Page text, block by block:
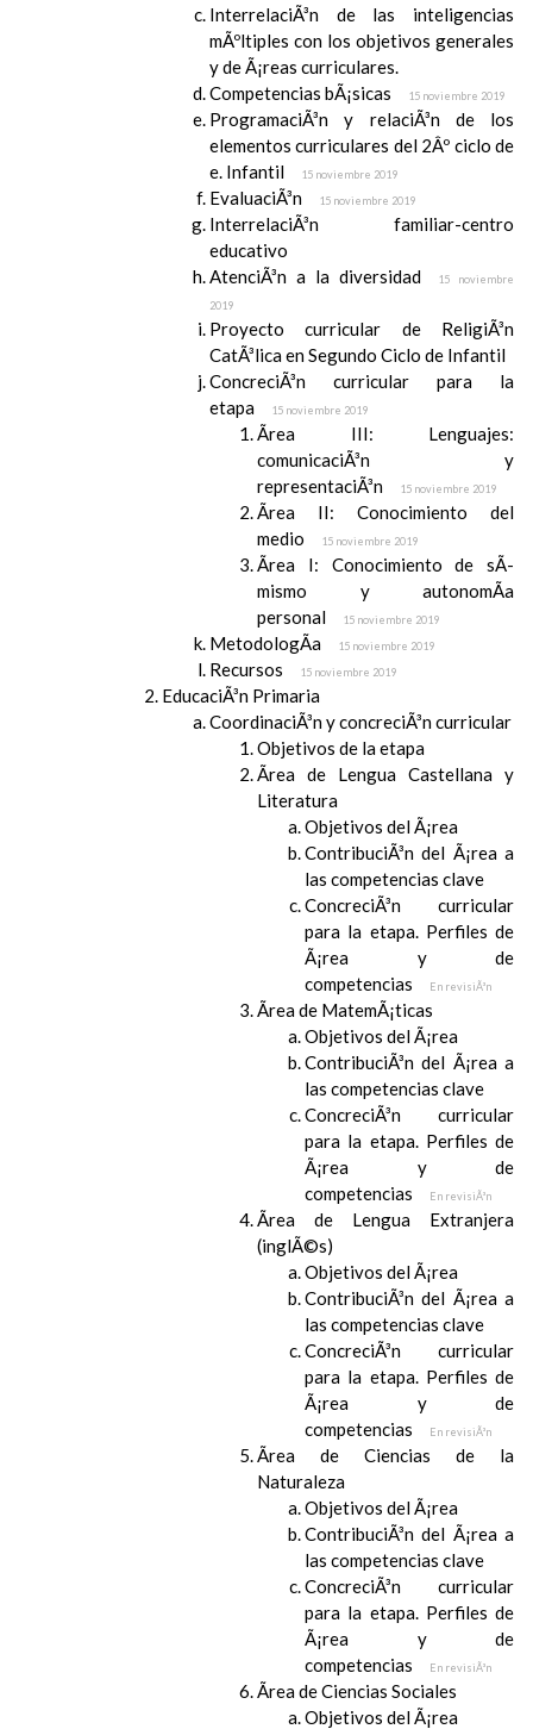
InterrelaciÃ³n de las inteligencias
mÃºltiples con los objetivos generales
y de Ã¡reas curriculares.
Competencias bÃ¡sicas
15 noviembre 2019
ProgramaciÃ³n y relaciÃ³n de los
elementos curriculares del 2Âº ciclo de
e. Infantil
15 noviembre 2019
EvaluaciÃ³n 15 noviembre 2019
InterrelaciÃ³n familiar-centro
educativo
AtenciÃ³n a la diversidad
15 noviembre
2019
Proyecto curricular de ReligiÃ³n
CatÃ³lica en Segundo Ciclo de Infantil
ConcreciÃ³n curricular para la
etapa
15 noviembre 2019
Ãrea III: Lenguajes:
comunicaciÃ³n y
representaciÃ³n
15 noviembre 2019
Ãrea II: Conocimiento del
medio
15 noviembre 2019
Ãrea I: Conocimiento de sÃ­
mismo y autonomÃ­a
personal
15 noviembre 2019
MetodologÃ­a 15 noviembre 2019
Recursos 15 noviembre 2019
EducaciÃ³n Primaria
CoordinaciÃ³n y concreciÃ³n curricular
Objetivos de la etapa
Ãrea de Lengua Castellana y
Literatura
Objetivos del Ã¡rea
ContribuciÃ³n del Ã¡rea a
las competencias clave
ConcreciÃ³n curricular
para la etapa. Perfiles de
Ã¡rea y de
competencias
En revisiÃ³n
Ãrea de MatemÃ¡ticas
Objetivos del Ã¡rea
ContribuciÃ³n del Ã¡rea a
las competencias clave
ConcreciÃ³n curricular
para la etapa. Perfiles de
Ã¡rea y de
competencias
En revisiÃ³n
Ãrea de Lengua Extranjera
(inglÃ©s)
Objetivos del Ã¡rea
ContribuciÃ³n del Ã¡rea a
las competencias clave
ConcreciÃ³n curricular
para la etapa. Perfiles de
Ã¡rea y de
competencias
En revisiÃ³n
Ãrea de Ciencias de la
Naturaleza
Objetivos del Ã¡rea
ContribuciÃ³n del Ã¡rea a
las competencias clave
ConcreciÃ³n curricular
para la etapa. Perfiles de
Ã¡rea y de
competencias
En revisiÃ³n
Ãrea de Ciencias Sociales
Objetivos del Ã¡rea